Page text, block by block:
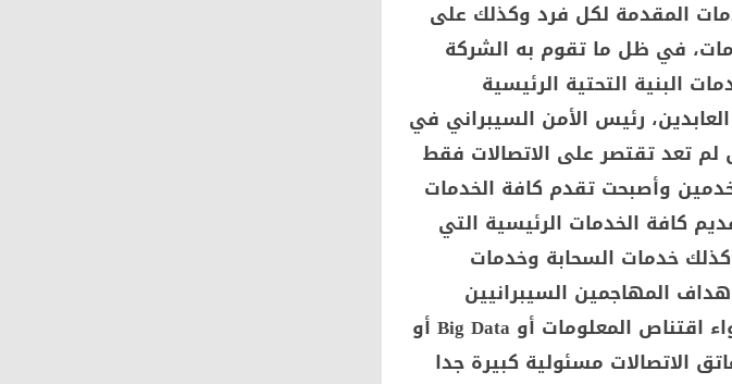
المقدمة لكل فرد وكذلك على
في ظل ما تقوم به الشركة
البنية التحتية الرئيسية
رئيس الأمن السيبراني في
لم تعد تقتصر على الاتصالات فقط
وأصبحت تقدم كافة الخدمات
كافة الخدمات الرئيسية التي
خدمات السحابة وخدمات
المهاجمين السيبرانيين
موجودة جميعها لدى شركات الاتصالات سواء اقتناص المعلومات أو Big Data أو
الاتصالات مسئولية كبيرة جدا